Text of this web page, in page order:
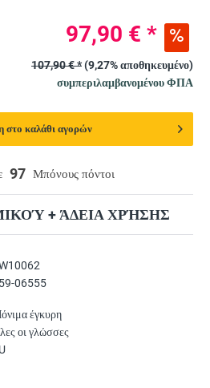
06555
έγκυρη
οι γλώσσες
97 Μπόνους πόντοι
+ ΆΔΕΙΑ ΧΡΉΣΗΣ
97,90 € *
107,90 € *(9,27% αποθηκευμένο)
συμπεριλαμβανομένου ΦΠΑ
στο καλάθι αγορών